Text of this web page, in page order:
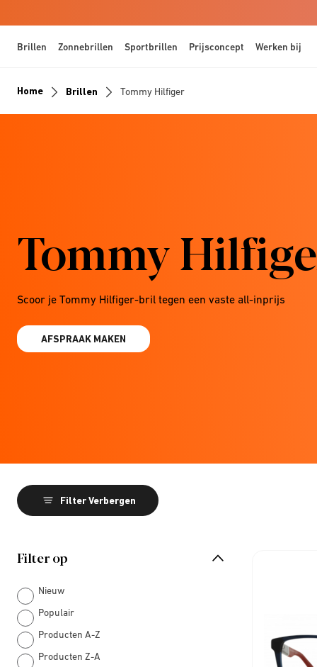
Brillen Zonnebrillen Sportbrillen Prijsconcept Werken bij
Home Brillen Tommy Hilfiger
Tommy
Scoor je Tommy Hilfiger-bril tegen een vaste all-inprijs
AFSPRAAK MAKEN
Filter Verbergen
Filter op
Nieuw
Populair
Producten A-Z
Producten Z-A